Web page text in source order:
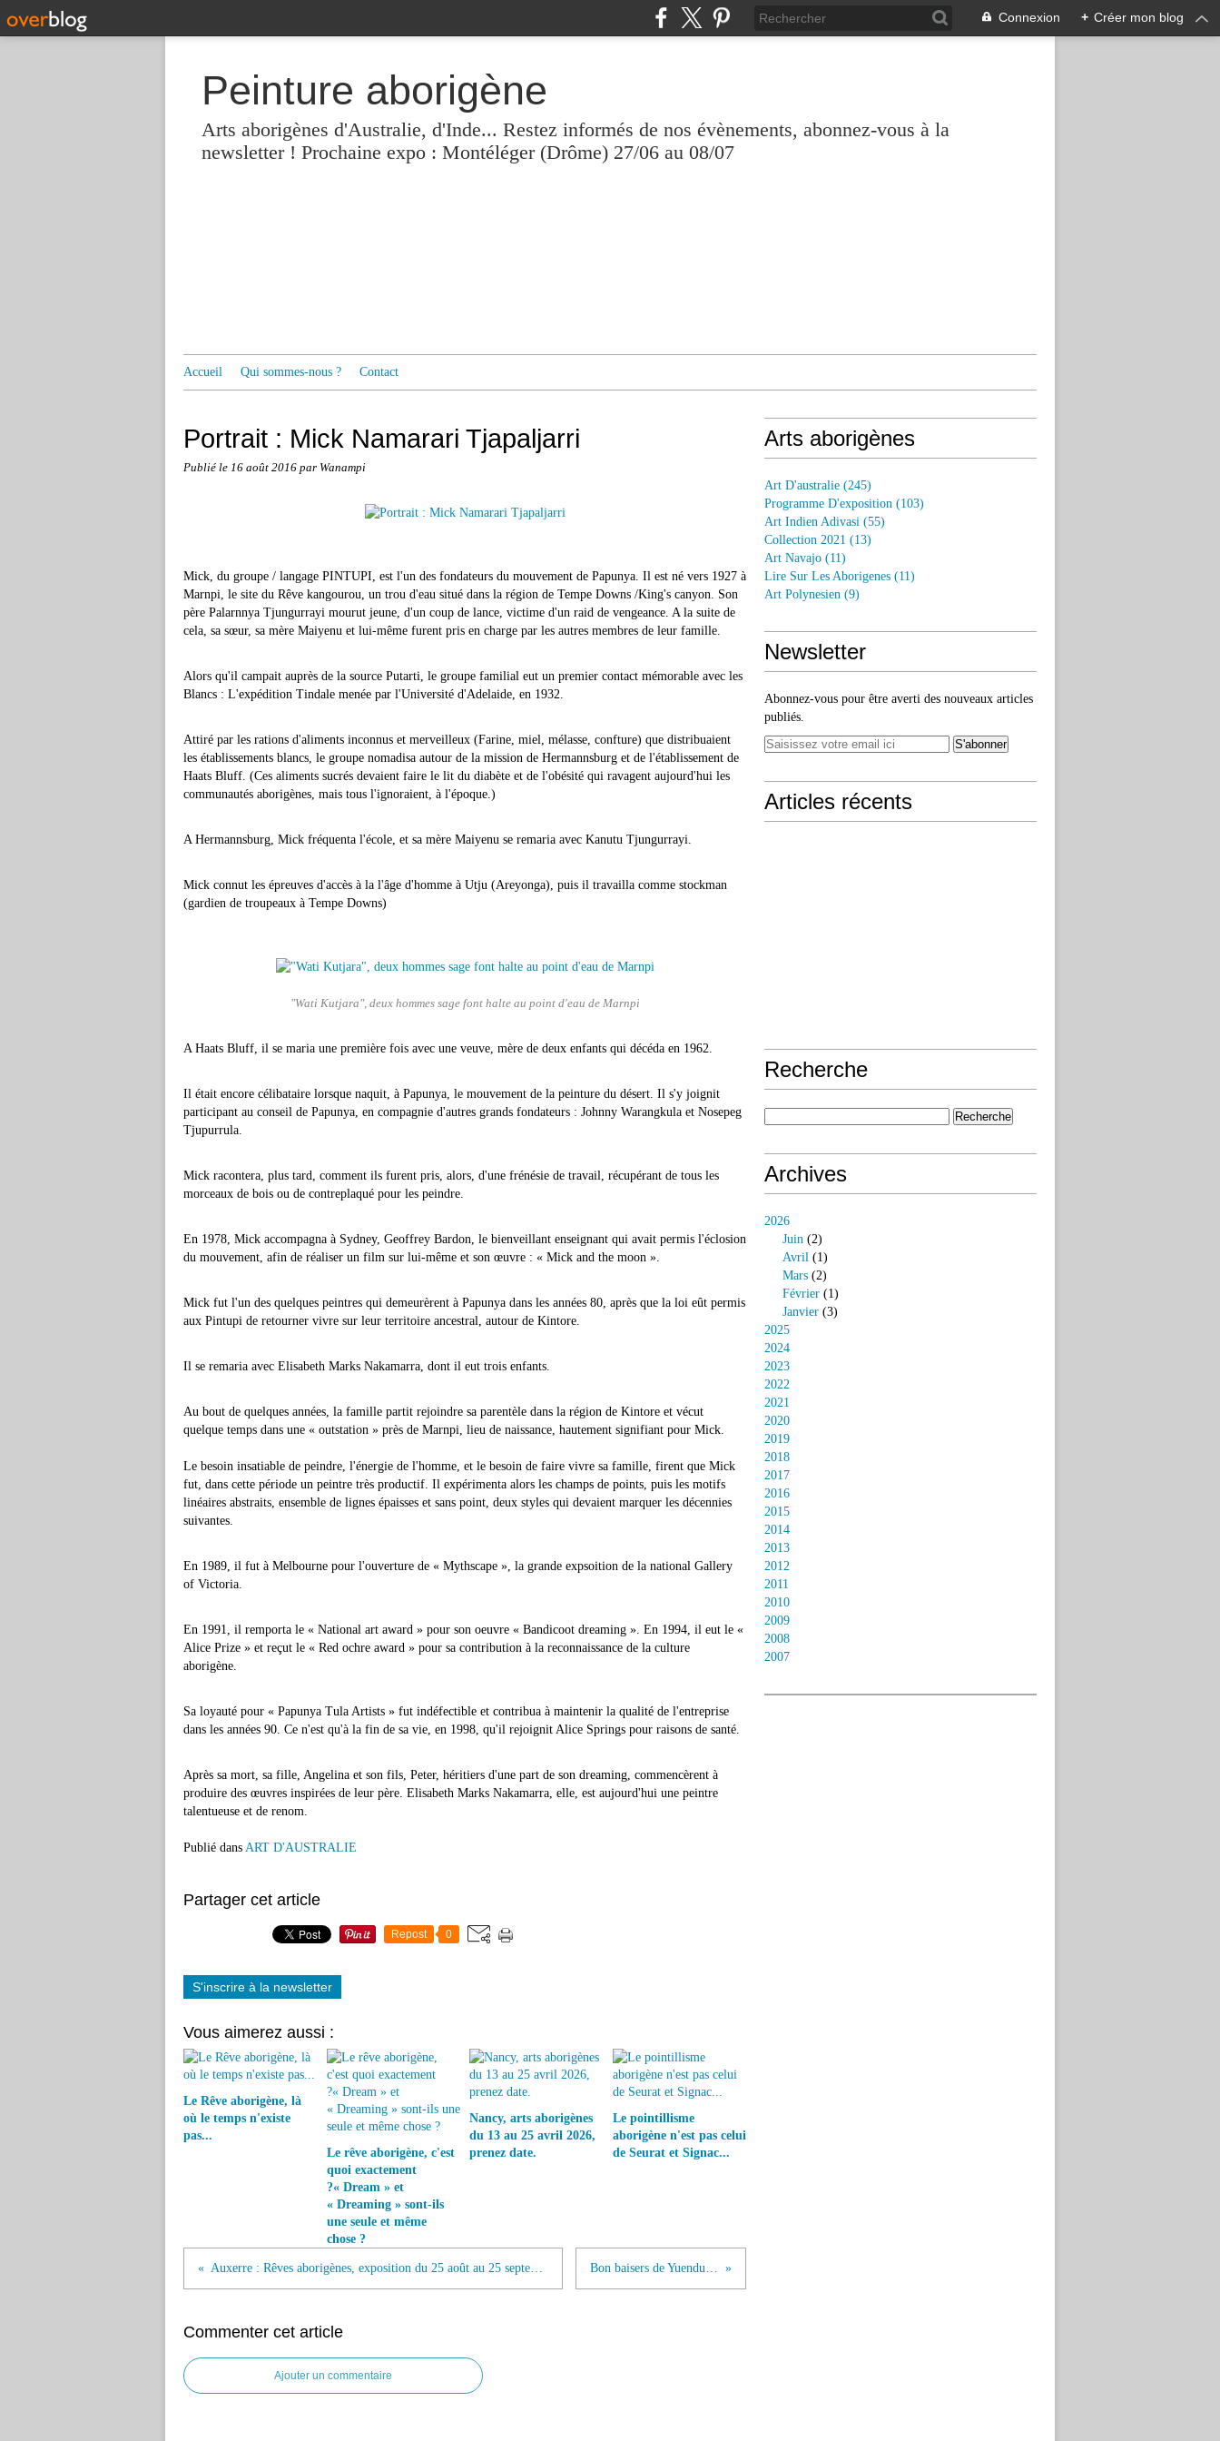
Connexion + Créer mon blog
Peinture aborigène
Arts aborigènes d'Australie, d'Inde... Restez informés de nos évènements, abonnez-vous à la
newsletter ! Prochaine expo : Montéléger (Drôme) 27/06 au 08/07
Accueil Qui sommes-nous ? Contact
Portrait : Mick Namarari Tjapaljarri
Publié le 16 août 2016 par Wanampi
Mick, du groupe / langage PINTUPI, est l'un des fondateurs du mouvement de Papunya. Il est né vers 1927 à
Marnpi, le site du Rêve kangourou, un trou d'eau situé dans la région de Tempe Downs /King's canyon. Son
père Palarnnya Tjungurrayi mourut jeune, d'un coup de lance, victime d'un raid de vengeance. A la suite de
cela, sa sœur, sa mère Maiyenu et lui-même furent pris en charge par les autres membres de leur famille.
Alors qu'il campait auprès de la source Putarti, le groupe familial eut un premier contact mémorable avec les
Blancs : L'expédition Tindale menée par l'Université d'Adelaide, en 1932.
Attiré par les rations d'aliments inconnus et merveilleux (Farine, miel, mélasse, confture) que distribuaient
les établissements blancs, le groupe nomadisa autour de la mission de Hermannsburg et de l'établissement de
Haats Bluff. (Ces aliments sucrés devaient faire le lit du diabète et de l'obésité qui ravagent aujourd'hui les
communautés aborigènes, mais tous l'ignoraient, à l'époque.)
A Hermannsburg, Mick fréquenta l'école, et sa mère Maiyenu se remaria avec Kanutu Tjungurrayi.
Mick connut les épreuves d'accès à la l'âge d'homme à Utju (Areyonga), puis il travailla comme stockman
(gardien de troupeaux à Tempe Downs)
"Wati Kutjara", deux hommes sage font halte au point d'eau de Marnpi
A Haats Bluff, il se maria une première fois avec une veuve, mère de deux enfants qui décéda en 1962.
Il était encore célibataire lorsque naquit, à Papunya, le mouvement de la peinture du désert. Il s'y joignit
participant au conseil de Papunya, en compagnie d'autres grands fondateurs : Johnny Warangkula et Nosepeg
Tjupurrula.
Mick racontera, plus tard, comment ils furent pris, alors, d'une frénésie de travail, récupérant de tous les
morceaux de bois ou de contreplaqué pour les peindre.
En 1978, Mick accompagna à Sydney, Geoffrey Bardon, le bienveillant enseignant qui avait permis l'éclosion
du mouvement, afin de réaliser un film sur lui-même et son œuvre : « Mick and the moon ».
Mick fut l'un des quelques peintres qui demeurèrent à Papunya dans les années 80, après que la loi eût permis
aux Pintupi de retourner vivre sur leur territoire ancestral, autour de Kintore.
Il se remaria avec Elisabeth Marks Nakamarra, dont il eut trois enfants.
Au bout de quelques années, la famille partit rejoindre sa parentèle dans la région de Kintore et vécut
quelque temps dans une « outstation » près de Marnpi, lieu de naissance, hautement signifiant pour Mick.
Le besoin insatiable de peindre, l'énergie de l'homme, et le besoin de faire vivre sa famille, firent que Mick
fut, dans cette période un peintre très productif. Il expérimenta alors les champs de points, puis les motifs
linéaires abstraits, ensemble de lignes épaisses et sans point, deux styles qui devaient marquer les décennies
suivantes.
En 1989, il fut à Melbourne pour l'ouverture de « Mythscape », la grande expsoition de la national Gallery
of Victoria.
En 1991, il remporta le « National art award » pour son oeuvre « Bandicoot dreaming ». En 1994, il eut le «
Alice Prize » et reçut le « Red ochre award » pour sa contribution à la reconnaissance de la culture
aborigène.
Sa loyauté pour « Papunya Tula Artists » fut indéfectible et contribua à maintenir la qualité de l'entreprise
dans les années 90. Ce n'est qu'à la fin de sa vie, en 1998, qu'il rejoignit Alice Springs pour raisons de santé.
Après sa mort, sa fille, Angelina et son fils, Peter, héritiers d'une part de son dreaming, commencèrent à
produire des œuvres inspirées de leur père. Elisabeth Marks Nakamarra, elle, est aujourd'hui une peintre
talentueuse et de renom.
Publié dans ART D'AUSTRALIE
Partager cet article
Repost 0
S'inscrire à la newsletter
Vous aimerez aussi :
Le Rêve aborigène, là
où le temps n'existe
pas...
Le rêve aborigène, c'est
quoi exactement
?« Dream » et
« Dreaming » sont-ils
une seule et même
chose ?
Nancy, arts aborigènes
du 13 au 25 avril 2026,
prenez date.
Le pointillisme
aborigène n'est pas celui
de Seurat et Signac...
Auxerre : Rêves aborigènes, exposition du 25 août au 25 septembre Bon baisers de Yuendumu
Commenter cet article
Ajouter un commentaire
Arts aborigènes
Art D'australie (245)
Programme D'exposition (103)
Art Indien Adivasi (55)
Collection 2021 (13)
Art Navajo (11)
Lire Sur Les Aborigenes (11)
Art Polynesien (9)
Newsletter
Abonnez-vous pour être averti des nouveaux articles
publiés.
Articles récents
Recherche
Archives
2026
Juin (2)
Avril (1)
Mars (2)
Février (1)
Janvier (3)
2025
2024
2023
2022
2021
2020
2019
2018
2017
2016
2015
2014
2013
2012
2011
2010
2009
2008
2007